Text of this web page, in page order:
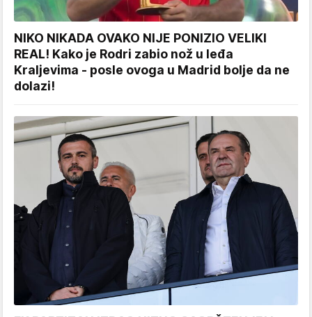
NIKO NIKADA OVAKO NIJE PONIZIO VELIKI
REAL! Kako je Rodri zabio nož u leđa
Kraljevima - posle ovoga u Madrid bolje da ne
dolazi!